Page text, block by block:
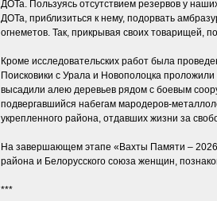
ДОТа. Пользуясь отсутствием резервов у
ДОТа, приблизиться к нему, подорвать
огнеметов. Так, прикрывая своих товарищей,
Кроме исследовательских работ была
Поисковики с Урала и Новополоцка
высадили алею деревьев рядом с боевым
подвергавшийся набегам мародеров-
укрепленного района, отдавших жизни за
На завершающем этапе «Вахты Памяти –
района и Белорусского союза женщин,
***